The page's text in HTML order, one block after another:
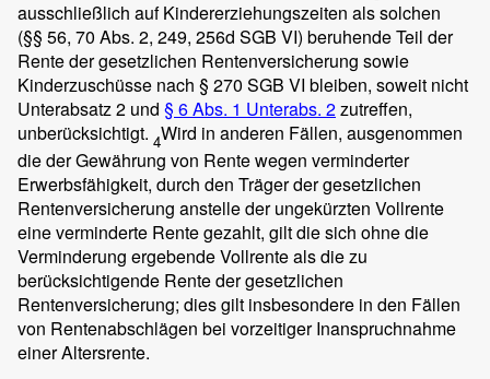
ausschließlich auf Kindererziehungszeiten als solchen
(§§ 56, 70 Abs. 2, 249, 256d SGB VI) beruhende Teil der
Rente der gesetzlichen Rentenversicherung sowie
Kinderzuschüsse nach § 270 SGB VI bleiben, soweit nicht
Unterabsatz 2 und § 6 Abs. 1 Unterabs. 2zutreffen,
unberücksichtigt. 4Wird in anderen Fällen, ausgenommen
die der Gewährung von Rente wegen verminderter
Erwerbsfähigkeit, durch den Träger der gesetzlichen
Rentenversicherung anstelle der ungekürzten Vollrente
eine verminderte Rente gezahlt, gilt die sich ohne die
Verminderung ergebende Vollrente als die zu
berücksichtigende Rente der gesetzlichen
Rentenversicherung; dies gilt insbesondere in den Fällen
von Rentenabschlägen bei vorzeitiger Inanspruchnahme
einer Altersrente.